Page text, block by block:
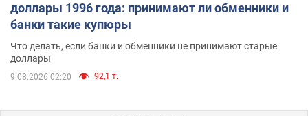
доллары 1996 года: принимают ли обменники и
банки такие купюры
Что делать, если банки и обменники не принимают старые
доллары
9.08.2026 02:20 92,1 т.